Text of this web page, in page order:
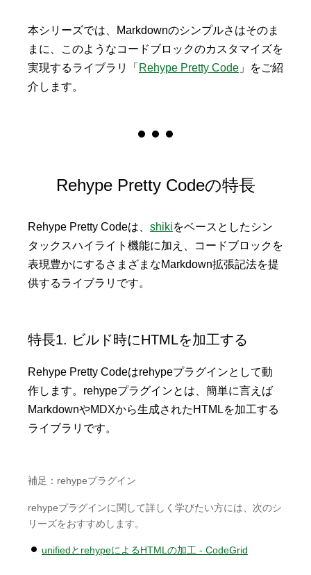
本シリーズでは、Markdownのシンプルさはそのま
まに、このようなコードブロックのカスタマイズを
実現するライブラリ「 Rehype Pretty Code 」をご紹
介します。
Rehype Pretty Codeの特長
Rehype Pretty Codeは、 shikiをベースとしたシン
タックスハイライト機能に加え、コードブロックを
表現豊かにするさまざまなMarkdown拡張記法を提
供するライブラリです。
特長1. ビルド時にHTMLを加工する
Rehype Pretty Codeはrehypeプラグインとして動
作します。rehypeプラグインとは、簡単に言えば
MarkdownやMDXから生成されたHTMLを加工する
ライブラリです。
補足：rehypeプラグイン
rehypeプラグインに関して詳しく学びたい方には、次のシ
リーズをおすすめします。
unifiedとrehypeによるHTMLの加工 - CodeGrid